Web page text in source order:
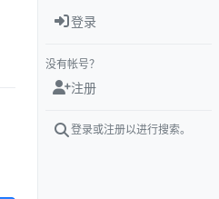
登录
没有帐号？
注册
登录或注册以进行搜索。